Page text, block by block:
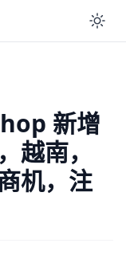
新增
越南，
机，注